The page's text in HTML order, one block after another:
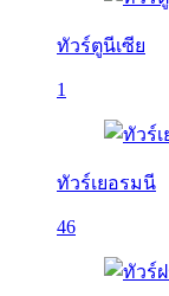
ทัวร์ตูนีเซีย
1
ทัวร์เยอรมนี
46